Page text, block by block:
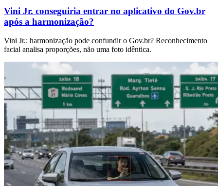
Vini Jr. conseguiria entrar no aplicativo do Gov.br
após a harmonização?
Vini Jr.: harmonização pode confundir o Gov.br? Reconhecimento
facial analisa proporções, não uma foto idêntica.